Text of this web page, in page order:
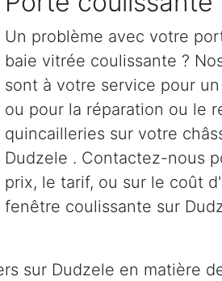
Un problème avec votre
baie vitrée coulissante ?
sont à votre service pour
ou pour la réparation ou le
quincailleries sur votre
Dudzele . Contactez-nous
prix, le tarif, ou sur le coût
fenêtre coulissante sur
sur Dudzele en matière